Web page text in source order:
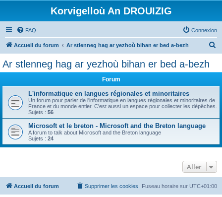
Korvigelloù An DROUIZIG
FAQ Connexion
Accueil du forum Ar stlenneg hag ar yezhoù bihan er bed a-bezh
Ar stlenneg hag ar yezhoù bihan er bed a-bezh
Forum
L'informatique en langues régionales et minoritaires
Un forum pour parler de l'informatique en langues régionales et minoritaires de
France et du monde entier. C'est aussi un espace pour collecter les dépêches.
Sujets : 56
Microsoft et le breton - Microsoft and the Breton language
A forum to talk about Microsoft and the Breton language
Sujets : 24
Aller
Accueil du forum Fuseau horaire sur UTC+01:00
Supprimer les cookies